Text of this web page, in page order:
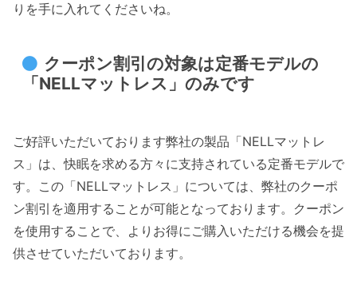
りを手に入れてくださいね。
クーポン割引の対象は定番モデルの
「NELLマットレス」のみです
ご好評いただいております弊社の製品「NELLマットレ
ス」は、快眠を求める方々に支持されている定番モデルで
す。この「NELLマットレス」については、弊社のクーポ
ン割引を適用することが可能となっております。クーポン
を使用することで、よりお得にご購入いただける機会を提
供させていただいております。